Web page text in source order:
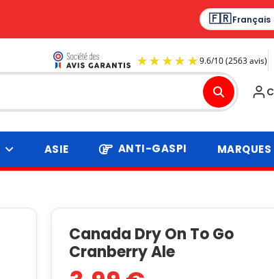
Français
ASIE ANTI-GASPI MARQUES
Canada Dry On To Go
Cranberry Ale